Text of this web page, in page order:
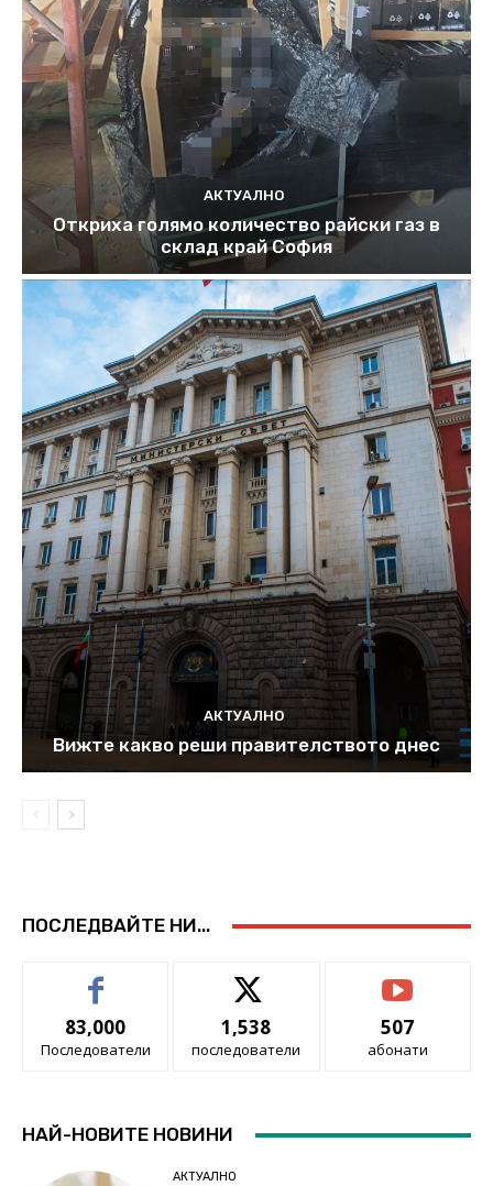
АКТУАЛНО
Откриха голямо количество райски газ в
склад край София
АКТУАЛНО
Вижте какво реши правителството днес
ПОСЛЕДВАЙТЕ НИ...
83,000
Последователи
1,538
последователи
507
абонати
НАЙ-НОВИТЕ НОВИНИ
АКТУАЛНО